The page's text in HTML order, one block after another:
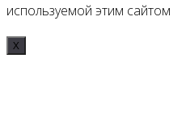
используемой этим сайтом
Х